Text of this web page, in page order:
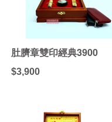
肚臍章雙印經典3900
$3,900